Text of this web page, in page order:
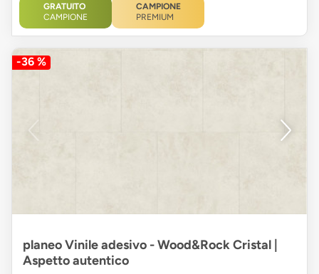
GRATUITO
CAMPIONE
CAMPIONE
PREMIUM
-36 %
planeo Vinile adesivo - Wood&Rock Cristal |
Aspetto autentico